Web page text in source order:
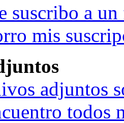
suscribo a
mis
adjuntos
todos